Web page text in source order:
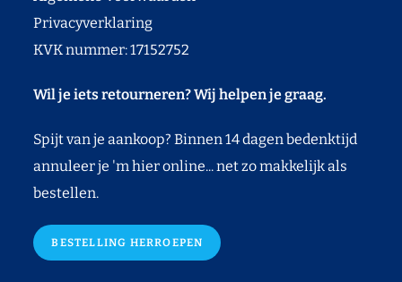
Privacyverklaring
KVK nummer: 17152752
Wil je iets retourneren? Wij helpen je graag.
Spijt van je aankoop? Binnen 14 dagen bedenktijd
annuleer je 'm hier online... net zo makkelijk als
bestellen.
BESTELLING HERROEPEN